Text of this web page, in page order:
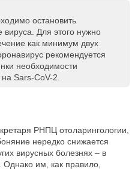
остановить
Для этого нужно
как минимум двух
рекомендуется
необходимости
Sars-CoV-2.
РНПЦ отоларингологии,
нередко снижается
вирусных болезнях – в
Однако им, как правило,